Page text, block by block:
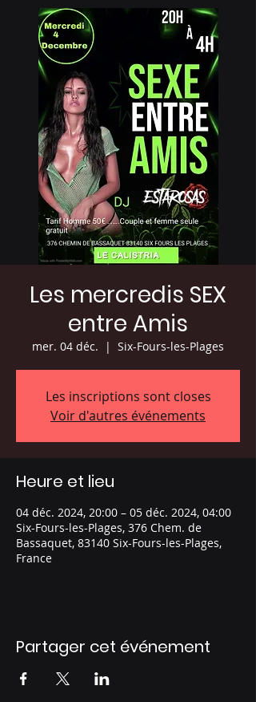
Les mercredis SEX
entre Amis
mer. 04 déc.
  |
Six-Fours-les-Plages
Les inscriptions sont closes
Voir d'autres événements
Heure et lieu
04 déc. 2024, 20:00 – 05 déc. 2024, 04:00
Six-Fours-les-Plages, 376 Chem. de
Bassaquet, 83140 Six-Fours-les-Plages,
France
Partager cet événement